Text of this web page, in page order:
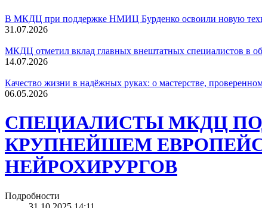
В МКДЦ при поддержке НМИЦ Бурденко освоили новую
31.07.2026
МКДЦ отметил вклад главных внештатных специалистов в
14.07.2026
Качество жизни в надёжных руках: о мастерстве,
06.05.2026
СПЕЦИАЛИСТЫ МКДЦ
КРУПНЕЙШЕМ
НЕЙРОХИРУРГОВ
Подробности